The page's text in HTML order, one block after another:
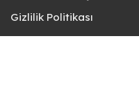
Gizlilik Politikası
Sık Sorulan Sorular